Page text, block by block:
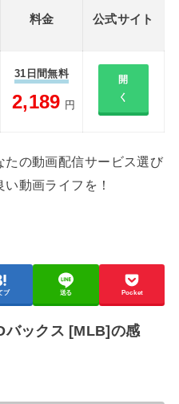
料金 公式サイト
31日間無料
2,189 円
開
く
たの動画配信サービス選び
動画ライフを！
ブ 送る Pocket
バックス [MLB]の感